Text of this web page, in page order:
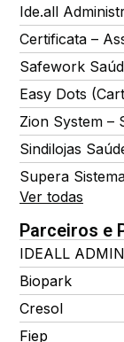
Ide.all
Certificata –
Safework
Easy Dots
Zion System –
Sindilojas
Supera
Ver todas
Parceiros e
Biopark
Cresol
Fiep